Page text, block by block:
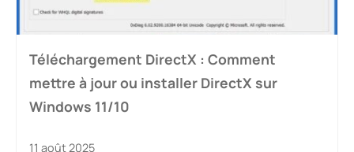
Téléchargement DirectX : Comment
mettre à jour ou installer DirectX sur
Windows 11/10
11 août 2025